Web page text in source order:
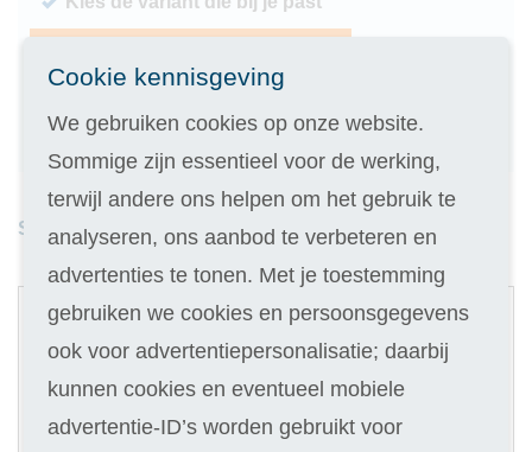
14 dagen vrijblijvend proberen
Geld terug als je niet slaagt
Studieduur: 7 maanden
Digitale cursus
169
1
Cookie kennisgeving
We gebruiken cookies op onze website.
Sommige zijn essentieel voor de werking,
terwijl andere ons helpen om het gebruik te
analyseren, ons aanbod te verbeteren en
advertenties te tonen. Met je toestemming
gebruiken we cookies en persoonsgegevens
ook voor advertentiepersonalisatie; daarbij
kunnen cookies en eventueel mobiele
advertentie-ID’s worden gebruikt voor